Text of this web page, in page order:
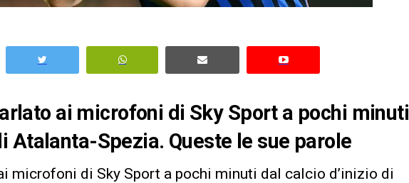
ai microfoni di Sky Sport a pochi minuti
Atalanta-Spezia. Queste le sue parole
microfoni di Sky Sport a pochi minuti dal calcio d’inizio di